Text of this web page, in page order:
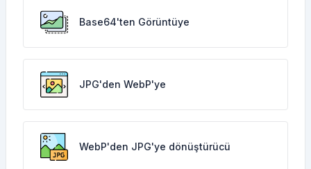
Base64'ten Görüntüye
JPG'den WebP'ye
WebP'den JPG'ye dönüştürücü